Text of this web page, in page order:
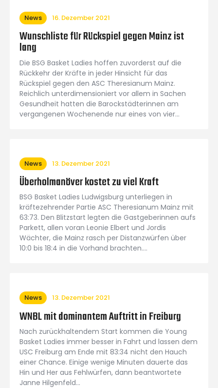
News 16. Dezember 2021
Wunschliste für Rückspiel gegen Mainz ist
lang
Die BSG Basket Ladies hoffen zuvorderst auf die
Rückkehr der Kräfte in jeder Hinsicht für das
Rückspiel gegen den ASC Theresianum Mainz.
Reichlich unterdimensioniert vor allem in Sachen
Gesundheit hatten die Barockstädterinnen am
vergangenen Wochenende nur eines von vier…
News 13. Dezember 2021
Überholmanöver kostet zu viel Kraft
BSG Basket Ladies Ludwigsburg unterliegen in
kräftezehrender Partie ASC Theresianum Mainz mit
63:73. Den Blitzstart legten die Gastgeberinnen aufs
Parkett, allen voran Leonie Elbert und Jordis
Wächter, die Mainz rasch per Distanzwürfen über
10:0 bis 18:4 in die Vorhand brachten.…
News 13. Dezember 2021
WNBL mit dominantem Auftritt in Freiburg
Nach zurückhaltendem Start kommen die Young
Basket Ladies immer besser in Fahrt und lassen dem
USC Freiburg am Ende mit 83:34 nicht den Hauch
einer Chance. Einige wenige Minuten dauerte das
Hin und Her aus Fehlwürfen, dann beantwortete
Janne Hilgenfeld…